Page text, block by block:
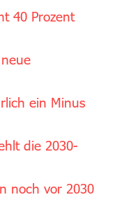
40 Prozent
ein Minus
die 2030-
noch vor 2030